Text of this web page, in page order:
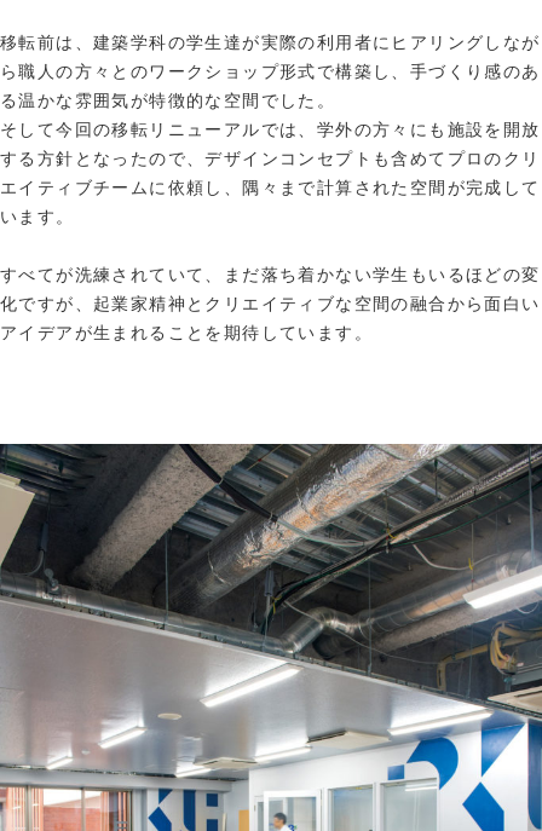
移転前は、建築学科の学生達が実際の利用者にヒアリングしなが
ら職人の方々とのワークショップ形式で構築し、手づくり感のあ
る温かな雰囲気が特徴的な空間でした。
そして今回の移転リニューアルでは、学外の方々にも施設を開放
する方針となったので、デザインコンセプトも含めてプロのクリ
エイティブチームに依頼し、隅々まで計算された空間が完成して
います。
すべてが洗練されていて、まだ落ち着かない学生もいるほどの変
化ですが、起業家精神とクリエイティブな空間の融合から面白い
アイデアが生まれることを期待しています。